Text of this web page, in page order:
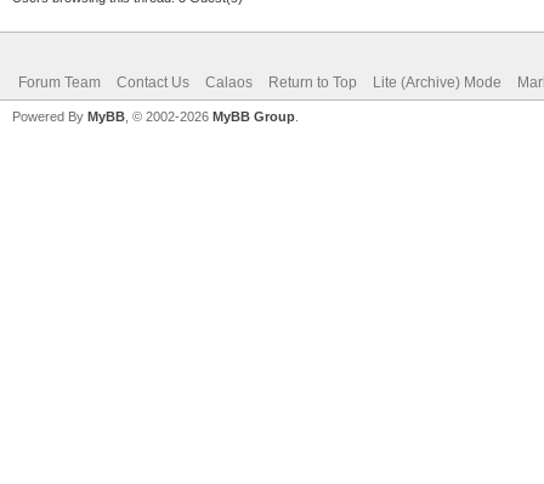
Forum Team Contact Us Calaos Return to Top Lite (Archive) Mode
Powered By MyBB , © 2002-2026 MyBB Group